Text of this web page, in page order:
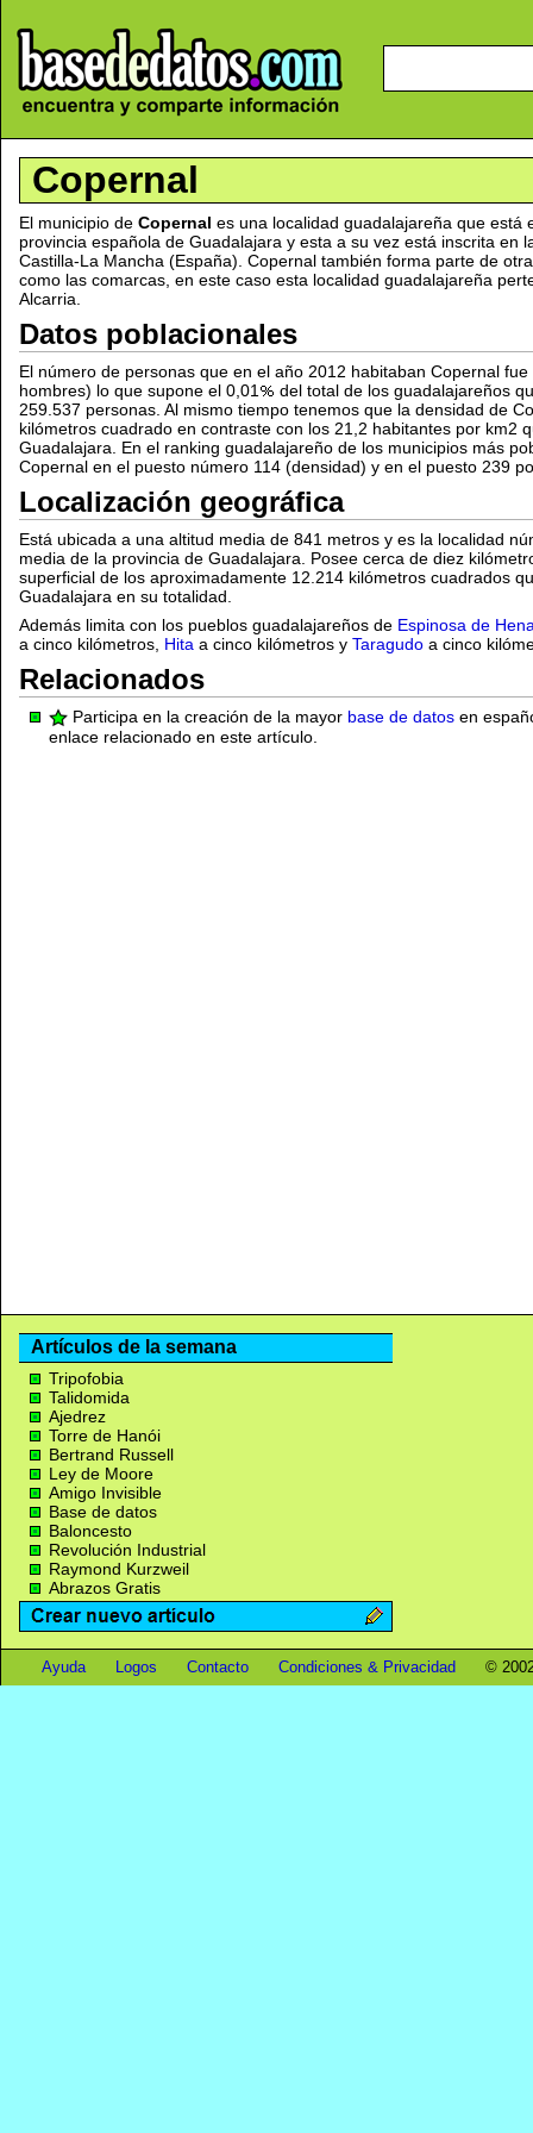
Copernal
El municipio de Copernal es una localidad guadalajareña que está
provincia española de Guadalajara y esta a su vez está inscrita en
Castilla-La Mancha (España). Copernal también forma parte de
como las comarcas, en este caso esta localidad guadalajareña
Alcarria.
Datos poblacionales
El número de personas que en el año 2012 habitaban Copernal
hombres) lo que supone el 0,01
del total de los guadalajareños
259.537 personas. Al mismo tiempo tenemos que la densidad de
kilómetros cuadrado en contraste con los 21,2 habitantes por km2
Guadalajara. En el ranking guadalajareño de los municipios más
Copernal en el puesto número 114 (densidad) y en el puesto 239
Localización geográfica
Está ubicada a una altitud media de 841 metros y es la localidad
media de la provincia de Guadalajara. Posee cerca de diez
superficial de los aproximadamente 12.214 kilómetros cuadrados
Guadalajara en su totalidad.
Además limita con los pueblos guadalajareños de Espinosa de
a cinco kilómetros, Hita a cinco kilómetros y Taragudo a cinco
Relacionados
Participa en la creación de la mayor base de datos en
enlace relacionado en este artículo.
Artículos de la semana
Tripofobia
Talidomida
Ajedrez
Torre de Hanói
Bertrand Russell
Ley de Moore
Amigo Invisible
Base de datos
Baloncesto
Revolución Industrial
Raymond Kurzweil
Abrazos Gratis
Ayuda Logos Contacto Condiciones & Privacidad ©